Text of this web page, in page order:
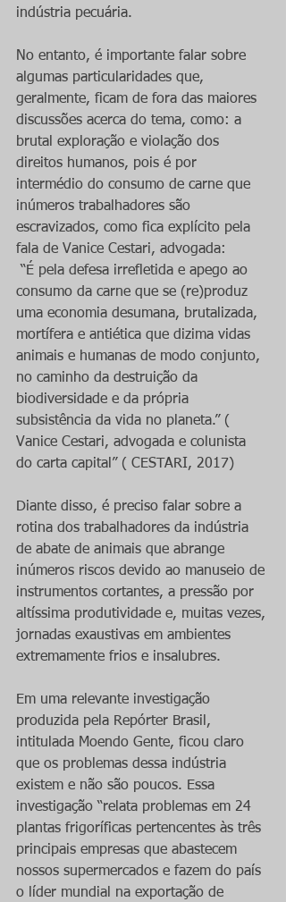
indústria pecuária.
No entanto, é importante falar sobre
algumas particularidades que,
geralmente, ficam de fora das maiores
discussões acerca do tema, como: a
brutal exploração e violação dos
direitos humanos, pois é por
intermédio do consumo de carne que
inúmeros trabalhadores são
escravizados, como fica explícito pela
fala de Vanice Cestari, advogada:
consumo da carne que se (re)produz
uma economia desumana, brutalizada,
mortífera e antiética que dizima vidas
animais e humanas de modo conjunto,
no caminho da destruição da
biodiversidade e da própria
subsistência da vida no planeta.” (
Vanice Cestari, advogada e colunista
do carta capital” ( CESTARI, 2017)
Diante disso, é preciso falar sobre a
rotina dos trabalhadores da indústria
de abate de animais que abrange
inúmeros riscos devido ao manuseio de
instrumentos cortantes, a pressão por
altíssima produtividade e, muitas vezes,
jornadas exaustivas em ambientes
extremamente frios e insalubres.
Em uma relevante investigação
produzida pela Repórter Brasil,
intitulada Moendo Gente, ficou claro
que os problemas dessa indústria
existem e não são poucos. Essa
investigação “relata problemas em 24
plantas frigoríficas pertencentes às três
principais empresas que abastecem
nossos supermercados e fazem do país
o líder mundial na exportação de